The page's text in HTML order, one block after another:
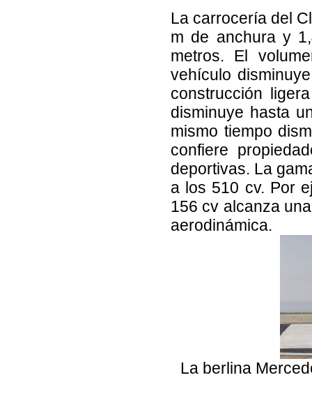
La carrocería del
m de anchura y
metros. El
vehículo
construcción
disminuye hasta
mismo tiempo
confiere
deportivas. La
a los 510 cv. Por
156 cv alcanza
aerodinámica.
La berlina